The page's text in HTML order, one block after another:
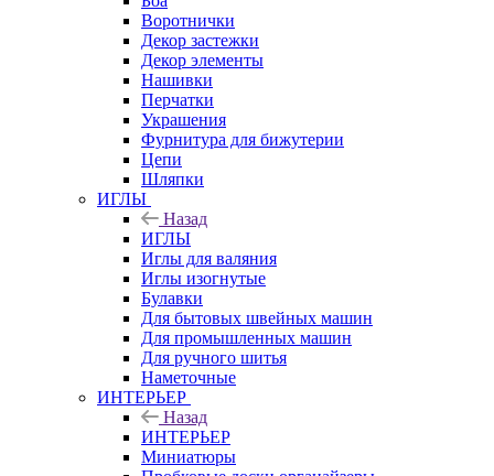
Воротнички
Декор застежки
Декор элементы
Нашивки
Перчатки
Украшения
Фурнитура для бижутерии
Цепи
Шляпки
ИГЛЫ
Назад
ИГЛЫ
Иглы для валяния
Иглы изогнутые
Булавки
Для бытовых швейных машин
Для промышленных машин
Для ручного шитья
Наметочные
ИНТЕРЬЕР
Назад
ИНТЕРЬЕР
Миниатюры